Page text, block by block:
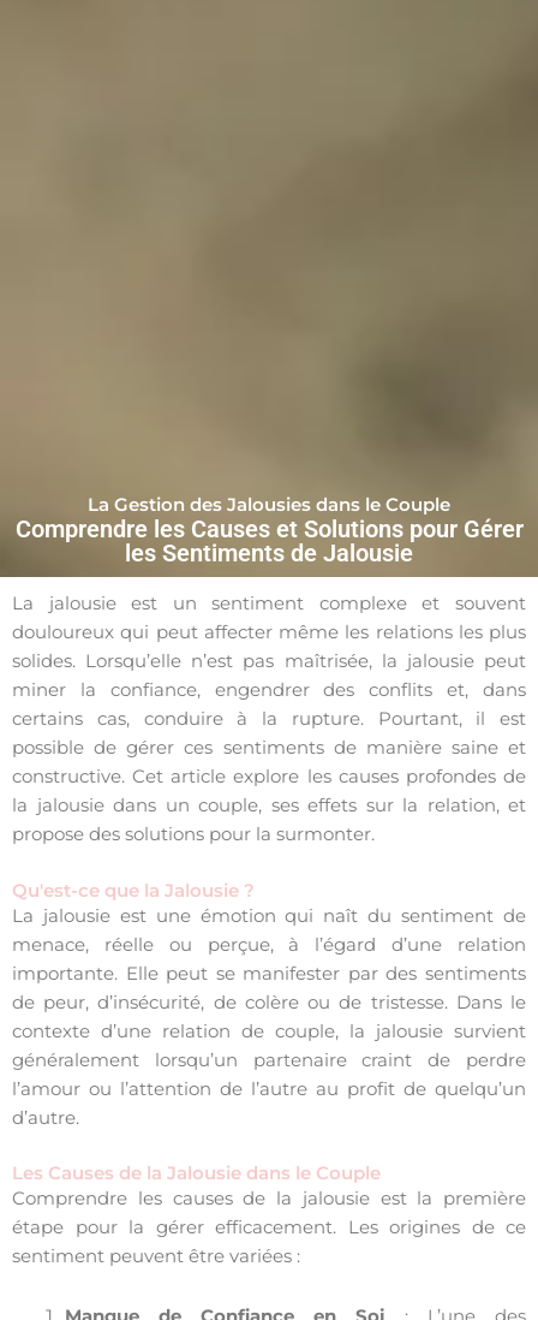
La Gestion des Jalousies dans le Couple
Comprendre les Causes et Solutions pour Gérer
les Sentiments de Jalousie
La jalousie est un sentiment complexe et souvent
douloureux qui peut affecter même les relations les plus
solides. Lorsqu’elle n’est pas maîtrisée, la jalousie peut
miner la confiance, engendrer des conflits et, dans
certains cas, conduire à la rupture. Pourtant, il est
possible de gérer ces sentiments de manière saine et
constructive. Cet article explore les causes profondes de
la jalousie dans un couple, ses effets sur la relation, et
propose des solutions pour la surmonter.
Qu'est-ce que la Jalousie ?
La jalousie est une émotion qui naît du sentiment de
menace, réelle ou perçue, à l’égard d’une relation
importante. Elle peut se manifester par des sentiments
de peur, d’insécurité, de colère ou de tristesse. Dans le
contexte d’une relation de couple, la jalousie survient
généralement lorsqu’un partenaire craint de perdre
l’amour ou l’attention de l’autre au profit de quelqu’un
d’autre.
Les Causes de la Jalousie dans le Couple
Comprendre les causes de la jalousie est la première
étape pour la gérer efficacement. Les origines de ce
sentiment peuvent être variées :